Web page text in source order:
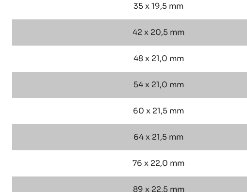
35 x 19,5 mm
42 x 20,5 mm
48 x 21,0 mm
54 x 21,0 mm
60 x 21,5 mm
64 x 21,5 mm
76 x 22,0 mm
89 x 22,5 mm